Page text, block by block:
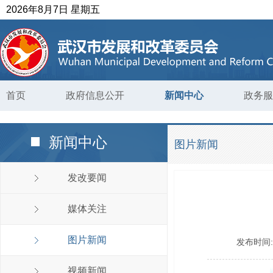
2026年8月7日 星期五
首页 政府信息公开 新闻中心 政务
新闻中心
发改要闻
媒体关注
图片新闻
视频新闻
图片新闻
发布时